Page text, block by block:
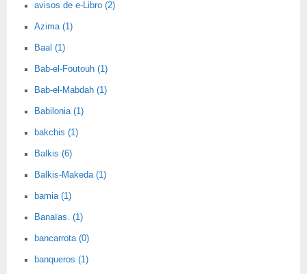
avisos de e-Libro (2)
Azima (1)
Baal (1)
Bab-el-Foutouh (1)
Bab-el-Mabdah (1)
Babilonia (1)
bakchis (1)
Balkis (6)
Balkis-Makeda (1)
bamia (1)
Banaïas. (1)
bancarrota (0)
banqueros (1)